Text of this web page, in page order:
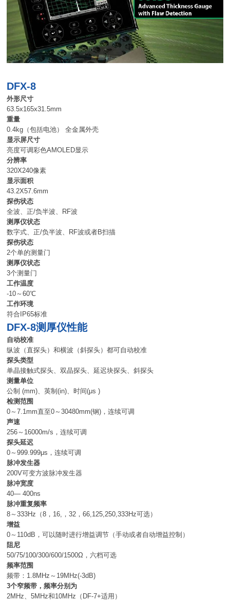
DFX-8
外形尺寸
63.5x165x31.5mm
重量
0.4kg（包括电池） 全金属外壳
显示屏尺寸
亮度可调彩色AMOLED显示
分辨率
320X240像素
显示面积
43.2X57.6mm
探伤状态
全波、正/负半波、RF波
测厚仪状态
数字式、正/负半波、RF波或者B扫描
探伤状态
2个单的测量门
测厚仪状态
3个测量门
工作温度
-10～60℃
工作环境
符合IP65标准
DFX-8测厚仪性能
自动校准
纵波（直探头）和横波（斜探头）都可自动校准
探头类型
单晶接触式探头、双晶探头、延迟块探头、斜探头
测量单位
公制 (mm)、英制(in)、时间(μs )
检测范围
0～7.1mm直至0～30480mm(钢)，连续可调
声速
256～16000m/s，连续可调
探头延迟
0～999.999μs，连续可调
脉冲发生器
200V可变方波脉冲发生器
脉冲宽度
40— 400ns
脉冲重复频率
8～333Hz（8，16,，32，66,125,250,333Hz可选）
增益
0～110dB，可以随时进行增益调节（手动或者自动增益控制）
阻尼
50/75/100/300/600/1500Ω，六档可选
频率范围
频带：1.8MHz～19MHz(-3dB)
3个窄频带，频率分别为
2MHz、5MHz和10MHz（DF-7+适用）